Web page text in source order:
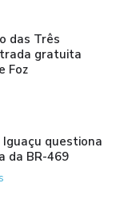
das Três
gratuita
Foz
Iguaçu questiona
da BR-469